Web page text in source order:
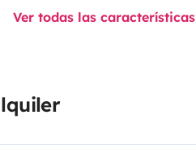
Ver todas las características